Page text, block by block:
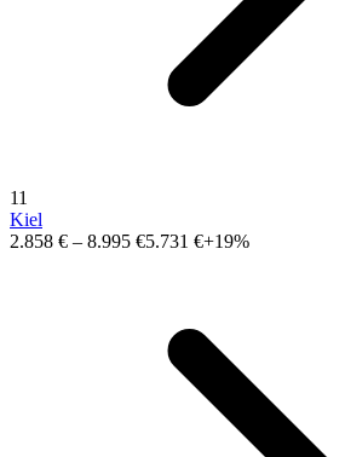
11
Kiel
2.858 € – 8.995 €5.731 €+19%